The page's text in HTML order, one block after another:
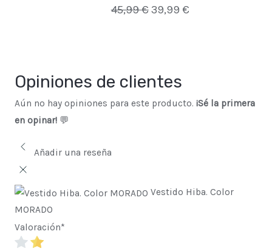
45,99€39,99 €
Opiniones de clientes
Aún no hay opiniones para este producto. ¡Sé la primera
en opinar!💬
Añadir una reseña
Vestido Hiba. Color
MORADO
Valoración*